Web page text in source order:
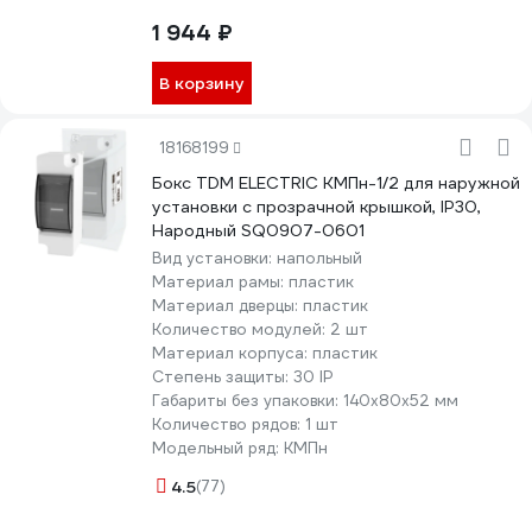
1 944 ₽
В корзину
18168199
Бокс TDM ELECTRIC КМПн-1/2 для наружной
установки с прозрачной крышкой, IP30,
Народный SQ0907-0601
Вид установки: напольный
Материал рамы: пластик
Материал дверцы: пластик
Количество модулей: 2 шт
Материал корпуса: пластик
Степень защиты: 30 IP
Габариты без упаковки: 140х80х52 мм
Количество рядов: 1 шт
Модельный ряд: КМПн
4.5(77)